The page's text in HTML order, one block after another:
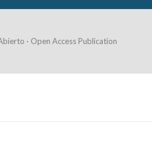
· Open Access Publication